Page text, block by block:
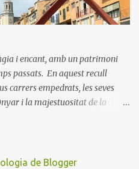
i encant, amb un patrimoni
passats. En aquest recull
carrers empedrats, les seves
i la majestuositat de la
per les seves places, a
de Blogger